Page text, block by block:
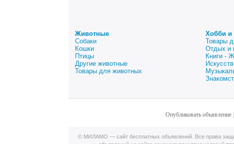
Животные
Собаки
Кошки
Птицы
Другие животные
Товары для животных
Хобби и
Товары
Отдых и
Книги -
Опубликовать объявление|
© МИЛАМО — сайт бесплатных объявлений. Все права